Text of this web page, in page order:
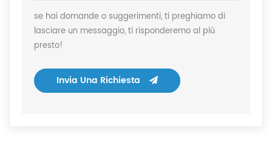
se hai domande o suggerimenti, ti preghiamo di
lasciare un messaggio, ti risponderemo al più
presto!
Invia Una Richiesta